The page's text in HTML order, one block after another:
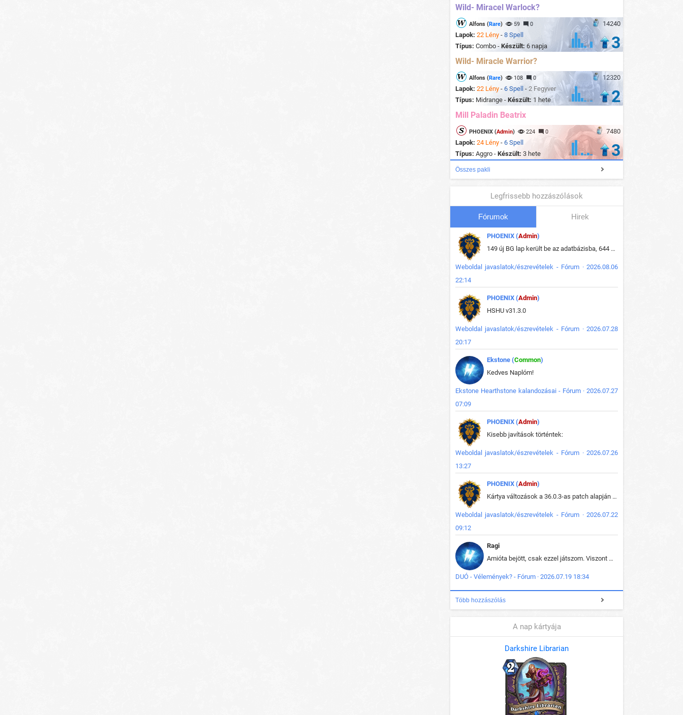
Wild- Miracel Warlock?
14240
Alfons (Rare) 59 0
Lapok: 22 Lény - 8 Spell
Típus: Combo - Készült: 6 napja 3
Wild- Miracle Warrior?
12320
Alfons (Rare) 108 0
Lapok: 22 Lény - 6 Spell - 2 Fegyver
Típus: Midrange - Készült: 1 hete 2
Mill Paladin Beatrix
7480
PHOENIX (Admin) 224 0
Lapok: 24 Lény - 6 Spell
Típus: Aggro - Készült: 3 hete 3
Összes pakli
Legfrissebb hozzászólások
Fórumok Hirek
PHOENIX (Admin)
149 új BG lap került be az adatbázisba, 644 db meglévő BG lap módosult, bekerültek az új képek a megváltozott lapokhoz is.
Weboldal javaslatok/észrevételek - Fórum · 2026.08.06
22:14
PHOENIX (Admin)
HSHU v31.3.0
Weboldal javaslatok/észrevételek - Fórum · 2026.07.28
20:17
Ekstone (Common)
Kedves Naplóm!
Ekstone Hearthstone kalandozásai - Fórum · 2026.07.27
07:09
PHOENIX (Admin)
Kisebb javítások történtek:
Weboldal javaslatok/észrevételek - Fórum · 2026.07.26
13:27
PHOENIX (Admin)
Kártya változások a 36.0.3-as patch alapján frissítve az adatbázisban (képek is cserélve).
Weboldal javaslatok/észrevételek - Fórum · 2026.07.22
09:12
Ragi
Amióta bejött, csak ezzel játszom. Viszont mint minden más - akár az alapjáték is, ez is baromira összetett lett. Néha már pár kör után is esélytelen az egész. Vagy irreállisan túltápol valaki, vagy lelép a partner, vagy csak hülye mint a segg. És amikor eljönne az én időm, na akkor jön el mindenki másé is. Engem jobban érdekelne, hogy ki milyen ratingen szokott játszani. Na ez lenne egy érdekes adat.
DUÓ - Vélemények? - Fórum · 2026.07.19 18:34
Több hozzászólás
A nap kártyája
Darkshire Librarian